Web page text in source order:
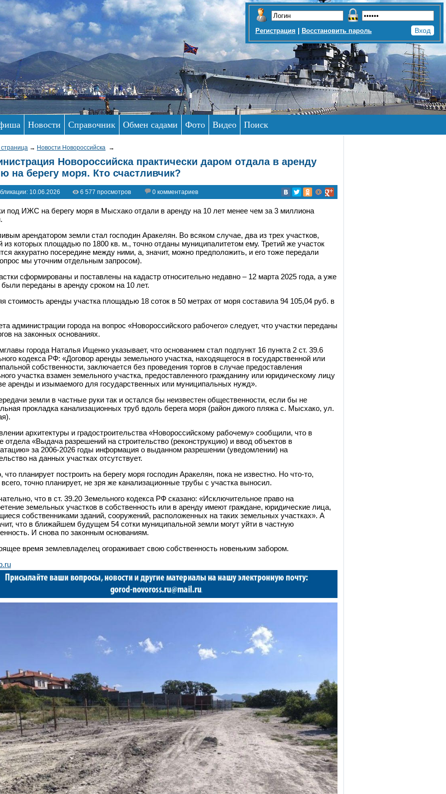
Регистрация | Восстановить пароль
Новости Справочник Обмен садами Фото Видео Поиск
→ Новости Новороссийска →
Новороссийска практически даром отдала в аренду
на берегу моря. Кто счастливчик?
10.06.2026 6 577 просмотров 0 комментариев
под ИЖС на берегу моря в Мысхако отдали в аренду на 10 лет менее чем за 3 миллиона
арендатором земли стал господин Аракелян. Во всяком случае, два из трех участков,
из которых площадью по 1800 кв. м., точно отданы муниципалитетом ему. Третий же участок
аккуратно посередине между ними, а, значит, можно предположить, и его тоже передали
мы уточним отдельным запросом).
сформированы и поставлены на кадастр относительно недавно – 12 марта 2025 года, а уже
переданы в аренду сроком на 10 лет.
стоимость аренды участка площадью 18 соток в 50 метрах от моря составила 94 105,04 руб. в
администрации города на вопрос «Новороссийского рабочего» следует, что участки переданы
на законных основаниях.
города Наталья Ищенко указывает, что основанием стал подпункт 16 пункта 2 ст. 39.6
кодекса РФ: «Договор аренды земельного участка, находящегося в государственной или
собственности, заключается без проведения торгов в случае предоставления
участка взамен земельного участка, предоставленного гражданину или юридическому лицу
аренды и изымаемого для государственных или муниципальных нужд».
земли в частные руки так и остался бы неизвестен общественности, если бы не
прокладка канализационных труб вдоль берега моря (район дикого пляжа с. Мысхако, ул.
архитектуры и градостроительства «Новороссийскому рабочему» сообщили, что в
отдела «Выдача разрешений на строительство (реконструкцию) и ввод объектов в
за 2006-2026 годы информация о выданном разрешении (уведомлении) на
на данных участках отсутствует.
что планирует построить на берегу моря господин Аракелян, пока не известно. Но что-то,
всего, точно планирует, не зря же канализационные трубы с участка выносил.
что в ст. 39.20 Земельного кодекса РФ сказано: «Исключительное право на
земельных участков в собственность или в аренду имеют граждане, юридические лица,
собственниками зданий, сооружений, расположенных на таких земельных участках». А
что в ближайшем будущем 54 сотки муниципальной земли могут уйти в частную
И снова по законным основаниям.
время землевладелец огораживает свою собственность новеньким забором.